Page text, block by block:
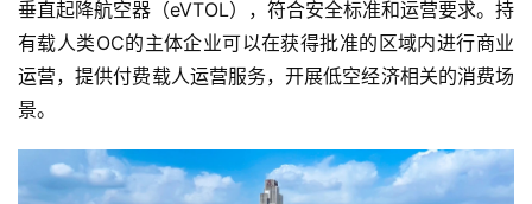
垂直起降航空器（eVTOL），符合安全标准和运营要求。持
有载人类OC的主体企业可以在获得批准的区域内进行商业
运营，提供付费载人运营服务，开展低空经济相关的消费场
景。